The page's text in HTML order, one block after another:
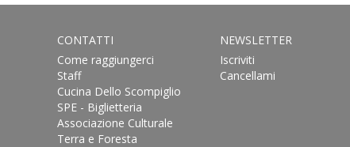
CONTATTI
Come raggiungerci
Staff
Cucina Dello Scompiglio
SPE - Biglietteria
Associazione Culturale
Terra e Foresta
NEWSLETTER
Iscriviti
Cancellami